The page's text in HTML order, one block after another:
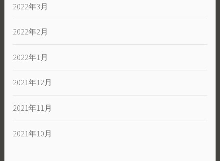
2022年3月
2022年2月
2022年1月
2021年12月
2021年11月
2021年10月